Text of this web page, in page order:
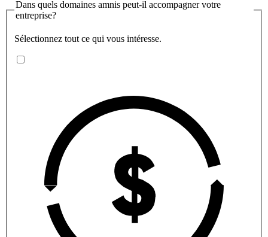
Dans quels domaines amnis peut-il accompagner votre
entreprise?
Sélectionnez tout ce qui vous intéresse.